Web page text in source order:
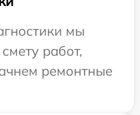
мы
работ,
ремонтные